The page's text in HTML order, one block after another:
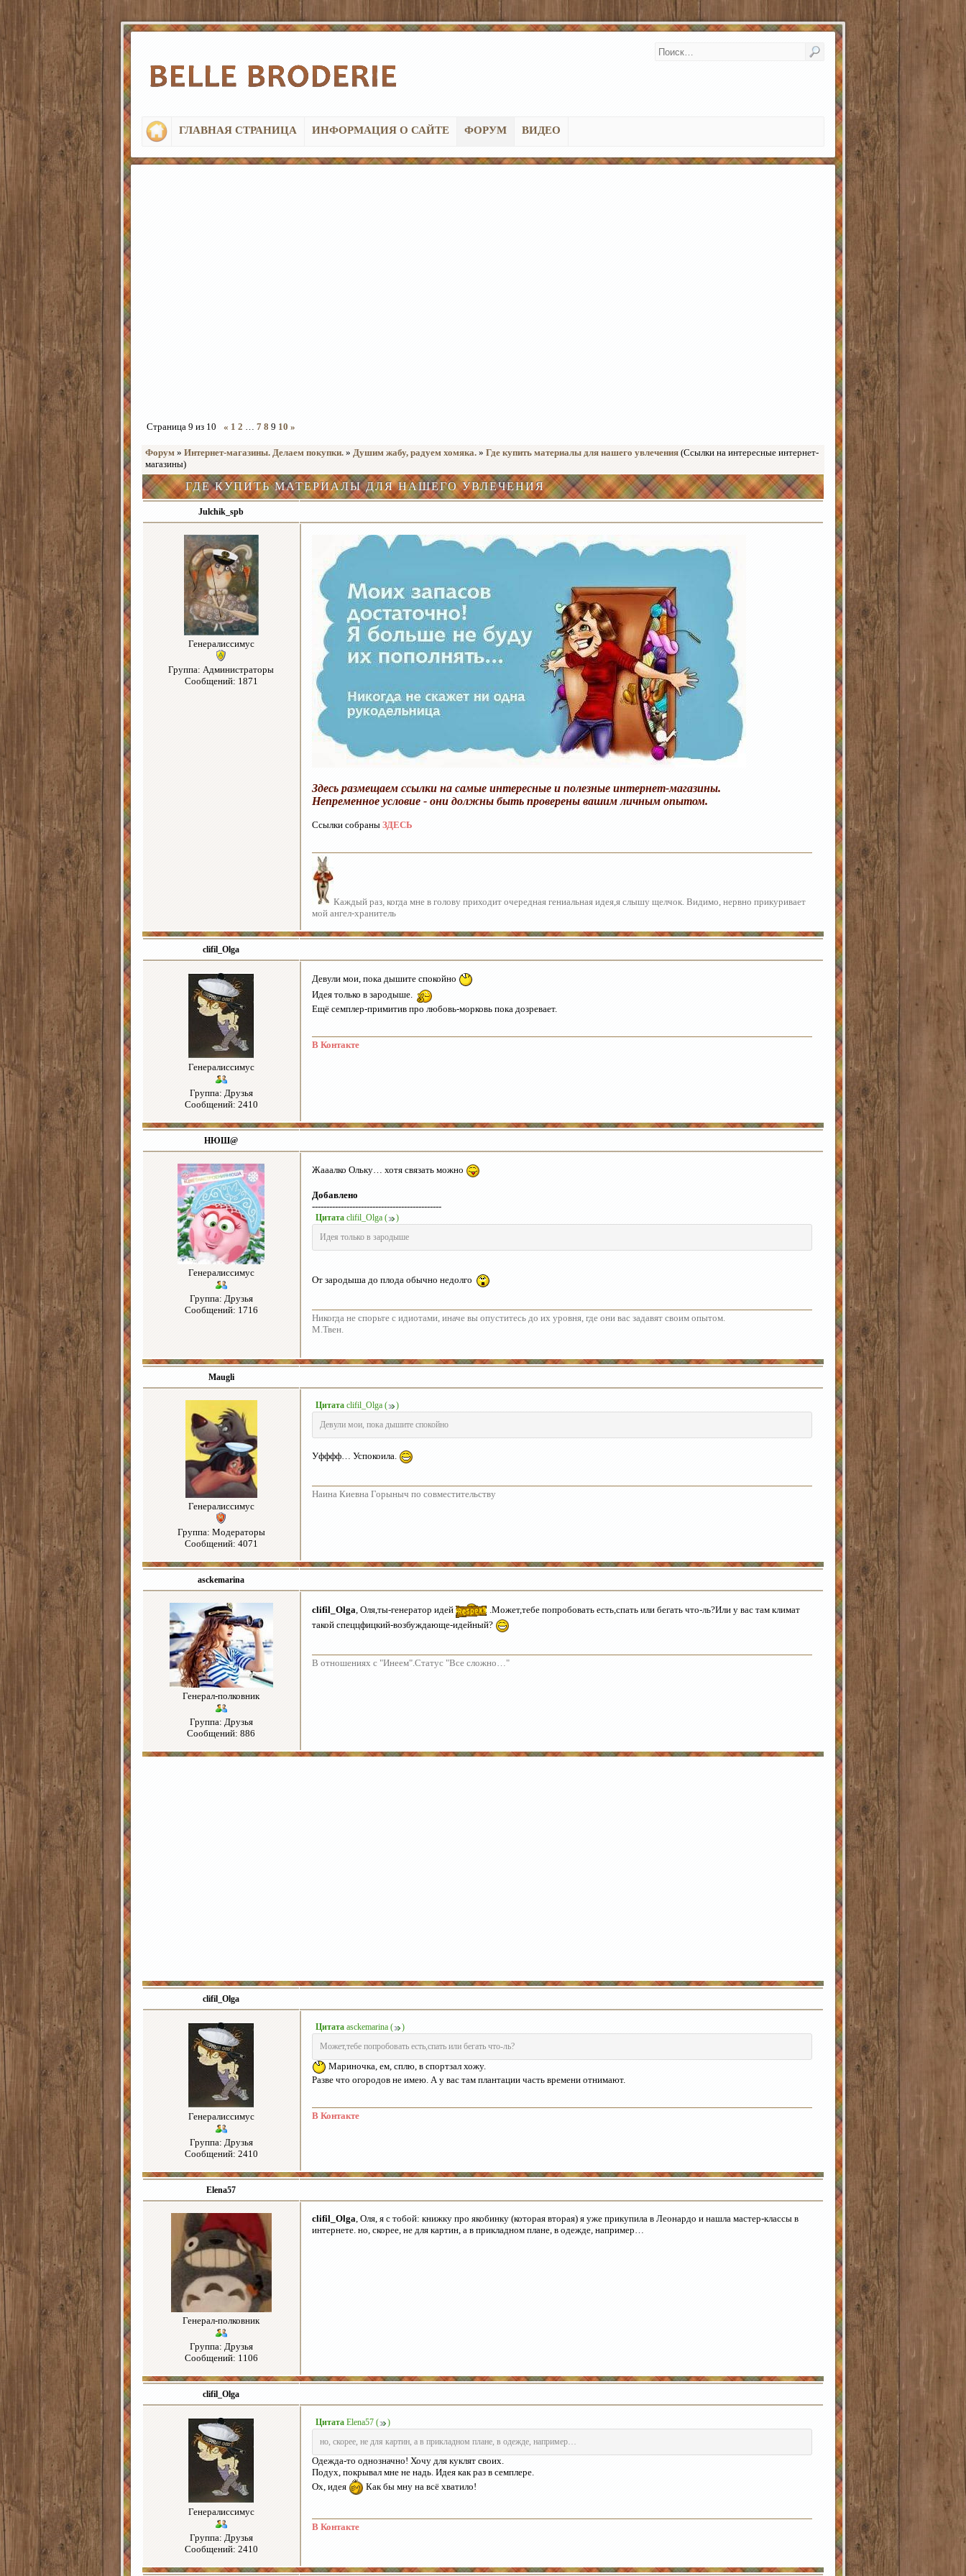
ГЛАВНАЯ СТРАНИЦА ИНФОРМАЦИЯ О САЙТЕ ФОРУМ ВИДЕО
Страница 9 из 10 « 1 2 … 7 8 9 10 »
Форум » Интернет-магазины. Делаем покупки. » Душим жабу, радуем хомяка. » Где купить материалы для нашего увлечения (Ссылки на интересные интернет-
магазины)
ГДЕ КУПИТЬ МАТЕРИАЛЫ ДЛЯ НАШЕГО УВЛЕЧЕНИЯ
Julchik_spb
Генералиссимус
Группа: Администраторы
Сообщений: 1871
Здесь размещаем ссылки на самые интересные и полезные интернет-магазины.
Непременное условие - они должны быть проверены вашим личным опытом.
Ссылки собраны ЗДЕСЬ
Каждый раз, когда мне в голову приходит очередная гениальная идея,я слышу щелчок. Видимо, нервно прикуривает
мой ангел-хранитель
clifil_Olga
Генералиссимус
Группа: Друзья
Сообщений: 2410
Девули мои, пока дышите спокойно
Идея только в зародыше.
Ещё семплер-примитив про любовь-морковь пока дозревает.
В Контакте
НЮШ@
Генералиссимус
Группа: Друзья
Сообщений: 1716
Жааалко Ольку… хотя связать можно
Добавлено
---------------------------------------------
Цитата clifil_Olga (
)
Идея только в зародыше
От зародыша до плода обычно недолго
Никогда не спорьте с идиотами, иначе вы опуститесь до их уровня, где они вас задавят своим опытом.
М.Твен.
Maugli
Генералиссимус
Группа: Модераторы
Сообщений: 4071
Цитата clifil_Olga (
)
Девули мои, пока дышите спокойно
Уфффф… Успокоила.
Наина Киевна Горыныч по совместительству
asckemarina
Генерал-полковник
Группа: Друзья
Сообщений: 886
clifil_Olga, Оля,ты-генератор идей
.Может,тебе попробовать есть,спать или бегать что-ль?Или у вас там климат
такой спеццфицкий-возбуждающе-идейный?
В отношениях с "Инеем".Статус "Все сложно…"
clifil_Olga
Генералиссимус
Группа: Друзья
Сообщений: 2410
Цитата asckemarina (
)
Может,тебе попробовать есть,спать или бегать что-ль?
Мариночка, ем, сплю, в спортзал хожу.
Разве что огородов не имею. А у вас там плантации часть времени отнимают.
В Контакте
Elena57
Генерал-полковник
Группа: Друзья
Сообщений: 1106
clifil_Olga, Оля, я с тобой: книжку про якобинку (которая вторая) я уже прикупила в Леонардо и нашла мастер-классы в
интернете. но, скорее, не для картин, а в прикладном плане, в одежде, например…
clifil_Olga
Генералиссимус
Группа: Друзья
Сообщений: 2410
Цитата Elena57 (
)
но, скорее, не для картин, а в прикладном плане, в одежде, например…
Одежда-то однозначно! Хочу для куклят своих.
Подух, покрывал мне не надь. Идея как раз в семплере.
Ох, идея
Как бы мну на всё хватило!
В Контакте